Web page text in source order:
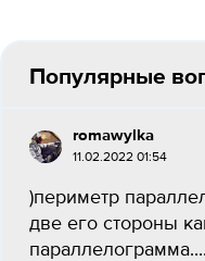
Популярные
romawylka
11.02.2022 01:54
)периметр
две его стороны
параллелограмма....